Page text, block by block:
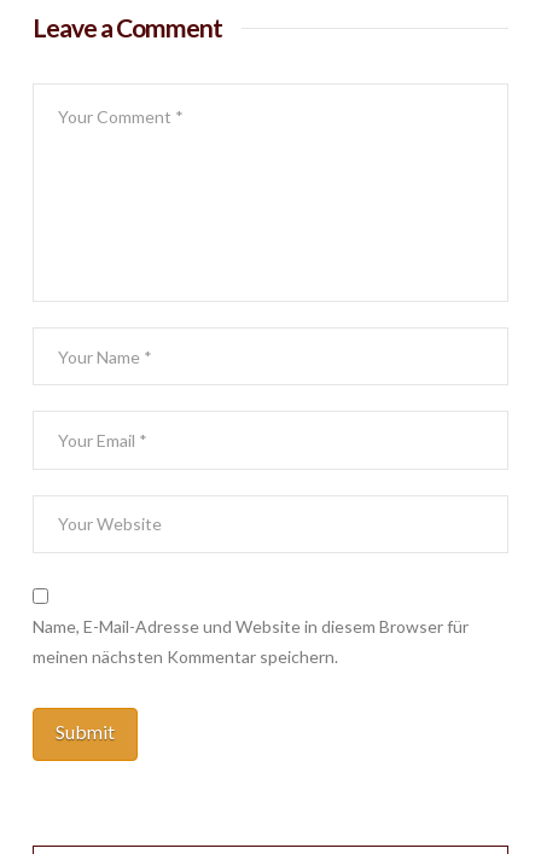
Leave a Comment
Name, E-Mail-Adresse und Website in diesem Browser für
meinen nächsten Kommentar speichern.